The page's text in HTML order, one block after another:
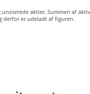
aktier. Summen af
derfor er udeladt af figuren.